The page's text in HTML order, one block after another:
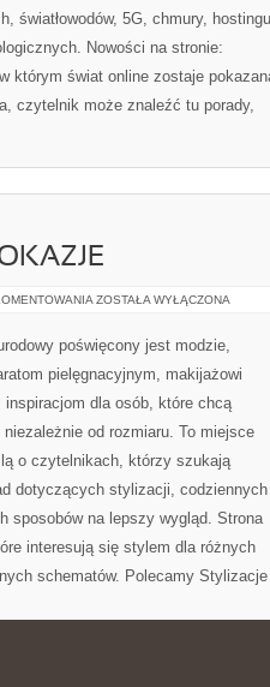
światłowodów, 5G, chmury,
Nowości na stronie:
którym świat online zostaje
czytelnik może znaleźć tu porady,
STYLIZACJE
OKAZJE
ZOSTAŁA WYŁĄCZONA
poświęcony jest modzie,
pielęgnacyjnym, makijażowi
inspiracjom dla osób, które chcą
niezależnie od rozmiaru. To miejsce
o czytelnikach, którzy szukają
dotyczących stylizacji, codziennych
sposobów na lepszy wygląd. Strona
interesują się stylem dla różnych
schematów. Polecamy Stylizacje